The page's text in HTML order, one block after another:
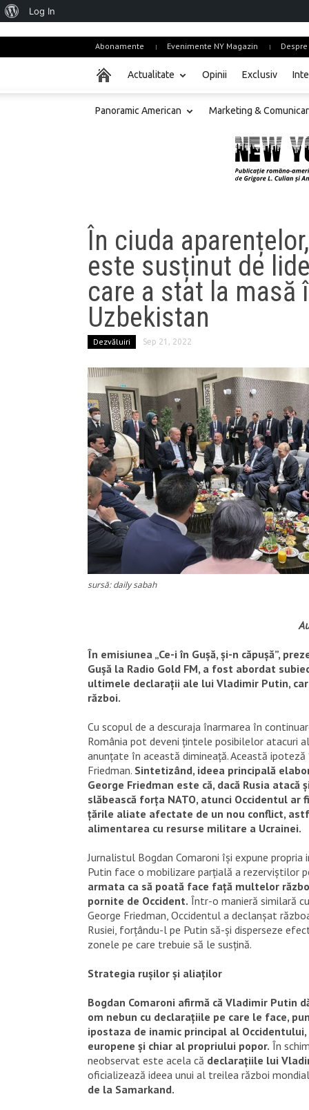
Abonamente Evenimente NY Magazin
Actualitate Opinii Exclusiv
Panoramic American Marketing &
În ciuda
este susținut de
care a stat la masă
Uzbekistan
Dezvăluiri Sep 21, 2022
sursă: daily sabah
În emisiunea „Ce-i în Gușă, și-n căpușă”,
Gușă la Radio Gold FM, a fost abordat
ultimele declarații ale lui Vladimir Putin,
război.
Cu scopul de a descuraja înarmarea în
România pot deveni țintele posibilelor atacuri
anunțate în această dimineață. Această
Friedman. Sintetizând, ideea principală
George Friedman este că, dacă Rusia atacă
slăbească forța NATO, atunci Occidentul ar
țările aliate afectate de un nou conflict,
alimentarea cu resurse militare a Ucrainei.
Jurnalistul Bogdan Comaroni își expune propria
Putin face o mobilizare parțială a rezerviștilor
armata ca să poată face față multelor
pornite de Occident. Într-o manieră similară
George Friedman, Occidentul a declanșat
Rusiei, forțându-l pe Putin să-și disperseze
zonele pe care trebuie să le susțină.
Strategia rușilor și aliaților
Bogdan Comaroni afirmă că Vladimir Putin
om nebun cu declarațiile pe care le face,
ipostaza de inamic principal al
europene și chiar al propriului popor. În
neobservat este acela că declarațiile lui
oficializează ideea unui al treilea război
de la Samarkand.
About
Log In